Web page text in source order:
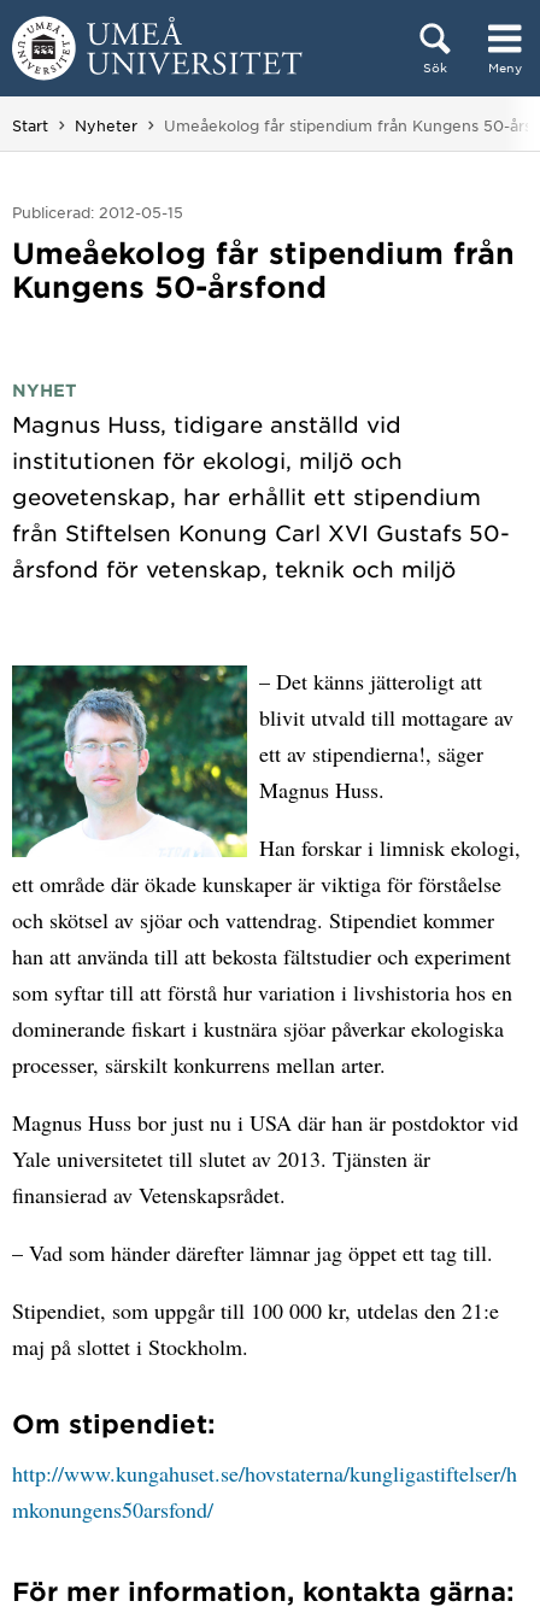
Hoppa direkt till innehållet
Sök Meny
Huvudmenyn dold.
Start Nyheter Du är här:
Umeåekolog får stipendium från Kungens 50-
Publicerad: 2012-05-15
Umeåekolog får stipendium från
Kungens 50-årsfond
NYHET
Magnus Huss, tidigare anställd vid
institutionen för ekologi, miljö och
geovetenskap, har erhållit ett stipendium
från Stiftelsen Konung Carl XVI Gustafs 50-
– Det känns jätteroligt att
blivit utvald till mottagare av
ett av stipendierna!, säger
Magnus Huss.
Han forskar i limnisk ekologi,
ett område där ökade kunskaper är viktiga för förståelse
och skötsel av sjöar och vattendrag. Stipendiet kommer
han att använda till att bekosta fältstudier och experiment
som syftar till att förstå hur variation i livshistoria hos en
dominerande fiskart i kustnära sjöar påverkar ekologiska
processer, särskilt konkurrens mellan arter.
Magnus Huss bor just nu i USA där han är postdoktor vid
Yale universitetet till slutet av 2013. Tjänsten är
finansierad av Vetenskapsrådet.
– Vad som händer därefter lämnar jag öppet ett tag till.
Stipendiet, som uppgår till 100 000 kr, utdelas den 21:e
maj på slottet i Stockholm.
Om stipendiet:
http://www.kungahuset.se/hovstaterna/kungligastiftelser/h
mkonungens50arsfond/
För mer information, kontakta gärna: